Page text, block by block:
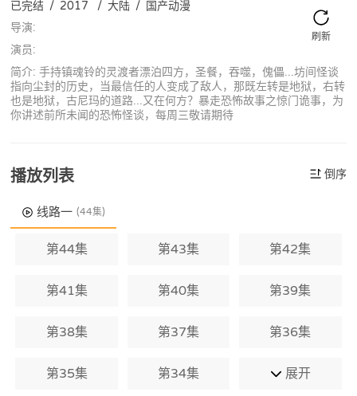
刷新
已完结 / 2017 / 大陆 / 国产动漫
导演:
演员:
简介: 手持镇魂铃的灵渡者漂泊四方，圣餐，吞噬，傀儡...坊间怪谈
指向尘封的历史，当最信任的人变成了敌人，那既左转是地狱，右转
也是地狱，古尼玛的道路...又在何方？暴走恐怖故事之惊门诡事，为
你讲述前所未闻的恐怖怪谈，每周三敬请期待
播放列表 倒序
线路一 (44集)
第44集 第43集 第42集
第41集 第40集 第39集
第38集 第37集 第36集
第35集 第34集 展开